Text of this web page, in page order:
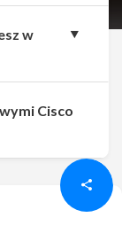
w
Cisco